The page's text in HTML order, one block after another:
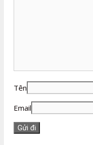
Tên
Email